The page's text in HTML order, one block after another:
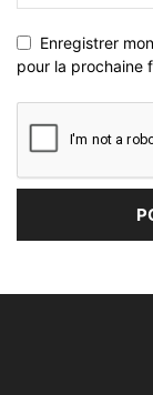
Enregistrer
pour la prochaine